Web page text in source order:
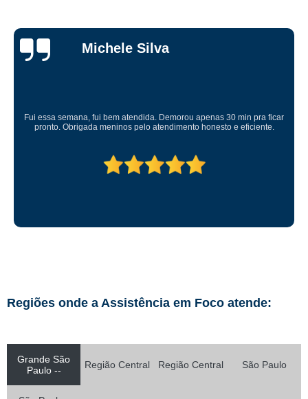
Michele Silva
Fui essa semana, fui bem atendida. Demorou apenas 30 min pra ficar
pronto. Obrigada meninos pelo atendimento honesto e eficiente.
Regiões onde a Assistência em Foco atende:
Grande São
Paulo --
Região Central Região Central São Paulo